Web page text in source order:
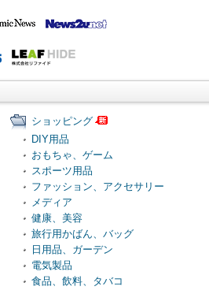
ショッピング
DIY用品
おもちゃ、ゲーム
スポーツ用品
ファッション、アクセサリー
メディア
健康、美容
旅行用かばん、バッグ
日用品、ガーデン
電気製品
食品、飲料、タバコ